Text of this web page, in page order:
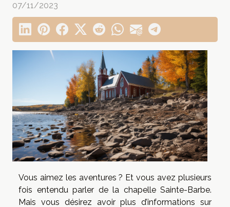
07/11/2023
Vous aimez les aventures ? Et vous avez plusieurs
fois entendu parler de la chapelle Sainte-Barbe.
Mais vous désirez avoir plus d’informations sur